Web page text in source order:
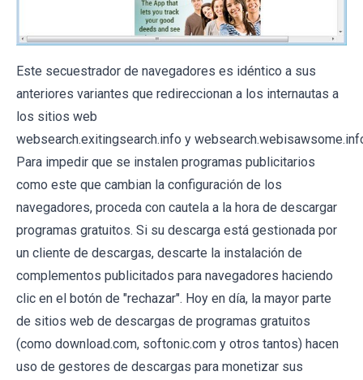
Este secuestrador de navegadores es idéntico a sus
anteriores variantes que redireccionan a los internautas a
los sitios web
websearch.exitingsearch.info y
Para impedir que se instalen programas publicitarios
como este que cambian la configuración de los
navegadores, proceda con cautela a la hora de descargar
programas gratuitos. Si su descarga está gestionada por
un cliente de descargas, descarte la instalación de
complementos publicitados para navegadores haciendo
clic en el botón de "rechazar". Hoy en día, la mayor parte
de sitios web de descargas de programas gratuitos
(como download.com, softonic.com y otros tantos) hacen
uso de gestores de descargas para monetizar sus